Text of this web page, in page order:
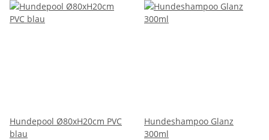
Hundepool Ø80xH20cm PVC
blau
Hundeshampoo Glanz
300ml